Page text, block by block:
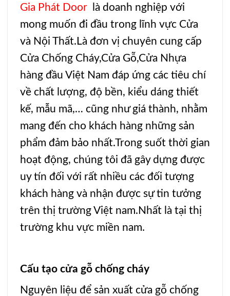
Gia Phát Door là doanh nghiệp với
mong muốn đi đầu trong lĩnh vực Cửa
và Nội Thất.Là đơn vị chuyên cung cấp
Cửa Chống Cháy,Cửa Gỗ,Cửa Nhựa
hàng đầu Việt Nam đáp ứng các tiêu chí
về chất lượng, độ bền, kiểu dáng thiết
kế, mẫu mã,… cũng như giá thành, nhằm
mang đến cho khách hàng những sản
phẩm đảm bảo nhất.Trong suốt thời gian
hoạt động, chúng tôi đã gây dựng được
uy tín đối với rất nhiều các đối tượng
khách hàng và nhận được sự tin tưởng
trên thị trường Việt nam.Nhất là tại thị
trường khu vực miền nam.
Cấu tạo cửa gỗ chống cháy
Nguyên liệu để sản xuất cửa gỗ chống